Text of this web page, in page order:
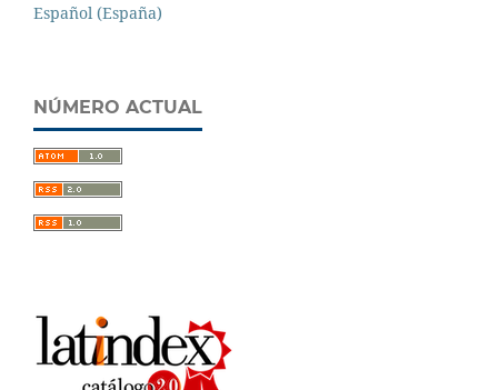
Español (España)
NÚMERO ACTUAL